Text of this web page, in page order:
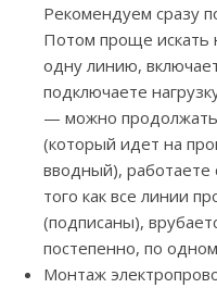
Рекомендуем сразу
Потом проще искать
одну линию,
подключаете
— можно
(который идет на
вводный),
того как все линии
(подписаны),
постепенно, по
Монтаж